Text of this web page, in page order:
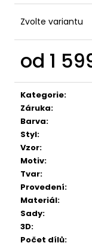
Zvolte variantu
od 1
cena:
Kategorie:
Záruka:
Barva:
Styl:
Vzor:
Motiv:
Tvar:
Provedení:
Materiál:
Sady:
3D:
Počet dílů:
1